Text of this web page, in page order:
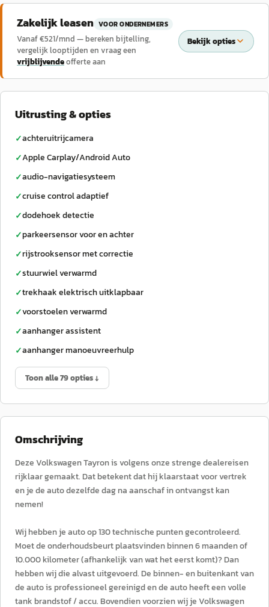
Zakelijk leasen VOOR ONDERNEMERS
Vanaf €521/mnd — bereken bijtelling,
vergelijk looptijden en vraag een
vrijblijvendeofferte aan
Bekijk opties
Uitrusting & opties
✓achteruitrijcamera
✓Apple Carplay/Android Auto
✓audio-navigatiesysteem
✓cruise control adaptief
✓dodehoek detectie
✓parkeersensor voor en achter
✓rijstrooksensor met correctie
✓stuurwiel verwarmd
✓trekhaak elektrisch uitklapbaar
✓voorstoelen verwarmd
✓aanhanger assistent
✓aanhanger manoeuvreerhulp
Toon alle 79 opties ↓
Omschrijving
Deze Volkswagen Tayron is volgens onze strenge dealereisen
rijklaar gemaakt. Dat betekent dat hij klaarstaat voor vertrek
en je de auto dezelfde dag na aanschaf in ontvangst kan
nemen!
Wij hebben je auto op 130 technische punten gecontroleerd.
Moet de onderhoudsbeurt plaatsvinden binnen 6 maanden of
10.000 kilometer (afhankelijk van wat het eerst komt)? Dan
hebben wij die alvast uitgevoerd. De binnen- en buitenkant van
de auto is professioneel gereinigd en de auto heeft een volle
tank brandstof / accu. Bovendien voorzien wij je Volkswagen